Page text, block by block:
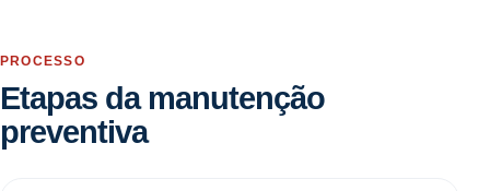
PROCESSO
Etapas da manutenção
preventiva